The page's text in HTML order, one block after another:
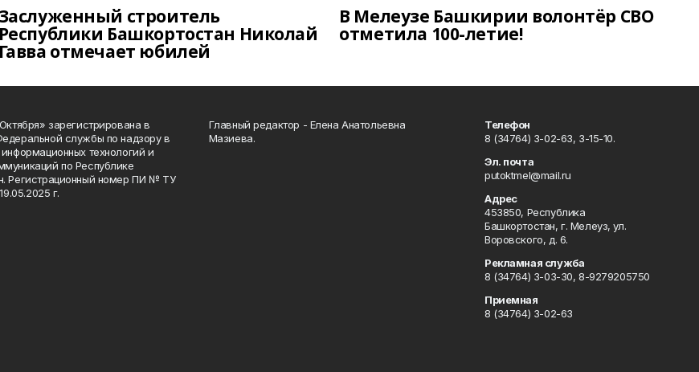
Заслуженный строитель
Республики Башкортостан Николай
Гавва отмечает юбилей
В Мелеузе Башкирии волонтёр СВО
отметила 100-летие!
зарегистрирована в
службы по надзору в
технологий и
по Республике
Регистрационный номер ПИ № ТУ
г.
Главный редактор - Елена Анатольевна
Мазиева.
Телефон
8 (34764) 3-02-63, 3-15-10.
Эл. почта
putoktmel@mail.ru
Адрес
453850, Республика
Башкортостан, г. Мелеуз, ул.
Воровского, д. 6.
Рекламная служба
8 (34764) 3-03-30, 8-9279205750
Приемная
8 (34764) 3-02-63